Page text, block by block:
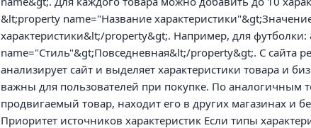
&lt;property name="Название
характеристики&lt;/property&gt;. Например, для
name="Стиль"&gt;Повседневная&lt;/property&gt;. С сайта
анализирует сайт и выделяет характеристики товара и
важны для пользователей при покупке. По аналогичным
продвигаемый товар, находит его в других магазинах и
Приоритет источников характеристик Если типы